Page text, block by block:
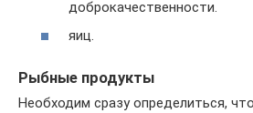
доброкачественности.
яиц.
Рыбные продукты
Необходим сразу определиться,